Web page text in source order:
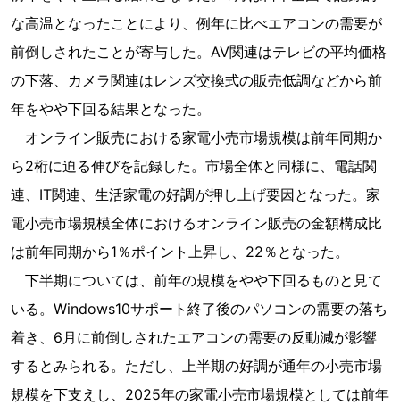
な高温となったことにより、例年に比べエアコンの需要が
前倒しされたことが寄与した。AV関連はテレビの平均価格
の下落、カメラ関連はレンズ交換式の販売低調などから前
年をやや下回る結果となった。
オンライン販売における家電小売市場規模は前年同期か
ら2桁に迫る伸びを記録した。市場全体と同様に、電話関
連、IT関連、生活家電の好調が押し上げ要因となった。家
電小売市場規模全体におけるオンライン販売の金額構成比
は前年同期から1％ポイント上昇し、22％となった。
下半期については、前年の規模をやや下回るものと見て
いる。Windows10サポート終了後のパソコンの需要の落ち
着き、6月に前倒しされたエアコンの需要の反動減が影響
するとみられる。ただし、上半期の好調が通年の小売市場
規模を下支えし、2025年の家電小売市場規模としては前年